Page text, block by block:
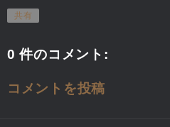
共有
0 件のコメント:
コメントを投稿